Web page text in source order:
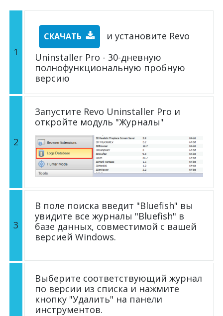
1
СКАЧАТЬ
и установите Revo
Uninstaller Pro - 30-дневную
полнофункциональную пробную
версию
2
Запустите Revo Uninstaller Pro и
откройте модуль "Журналы"
3
В поле поиска введит "Bluefish" вы
увидите все журналы "Bluefish" в
базе данных, совместимой с вашей
версией Windows.
Выберите соответствующий журнал
по версии из списка и нажмите
кнопку "Удалить" на панели
инструментов.